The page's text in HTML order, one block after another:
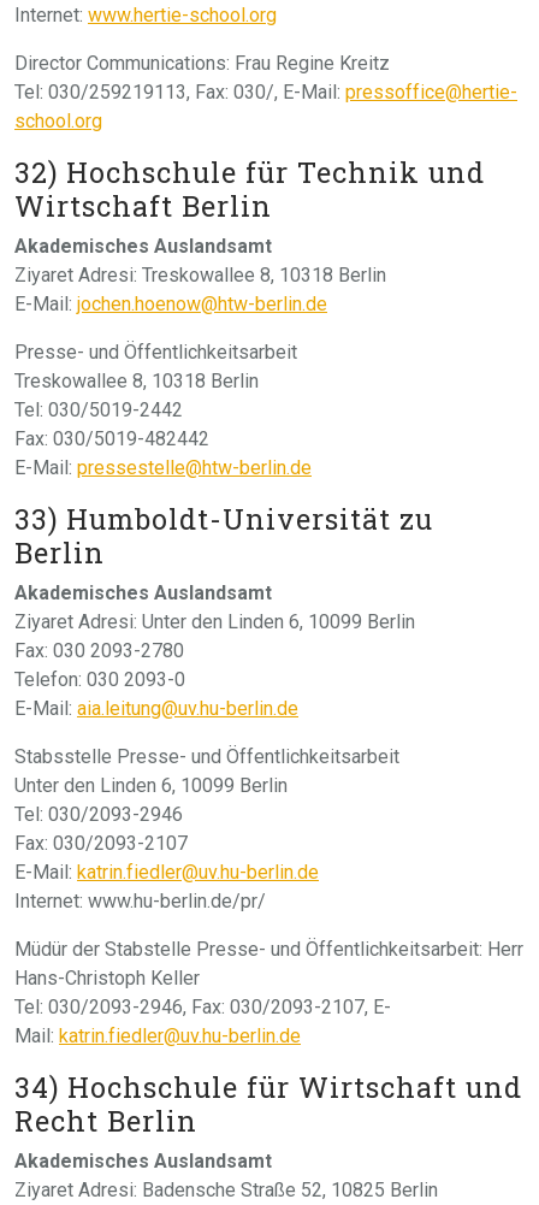
Internet: www.hertie-school.org
Director Communications: Frau Regine Kreitz
Tel: 030/259219113, Fax: 030/, E-Mail: pressoffice@hertie-
school.org
32) Hochschule für Technik und
Wirtschaft Berlin
Akademisches Auslandsamt
Ziyaret Adresi: Treskowallee 8, 10318 Berlin
E-Mail: jochen.hoenow@htw-berlin.de
Presse- und Öffentlichkeitsarbeit
Treskowallee 8, 10318 Berlin
Tel: 030/5019-2442
Fax: 030/5019-482442
E-Mail: pressestelle@htw-berlin.de
33) Humboldt-Universität zu
Berlin
Akademisches Auslandsamt
Ziyaret Adresi: Unter den Linden 6, 10099 Berlin
Fax: 030 2093-2780
Telefon: 030 2093-0
E-Mail: aia.leitung@uv.hu-berlin.de
Stabsstelle Presse- und Öffentlichkeitsarbeit
Unter den Linden 6, 10099 Berlin
Tel: 030/2093-2946
Fax: 030/2093-2107
E-Mail: katrin.fiedler@uv.hu-berlin.de
Internet: www.hu-berlin.de/pr/
Müdür der Stabstelle Presse- und Öffentlichkeitsarbeit: Herr
Hans-Christoph Keller
Tel: 030/2093-2946, Fax: 030/2093-2107, E-
Mail: katrin.fiedler@uv.hu-berlin.de
34) Hochschule für Wirtschaft und
Recht Berlin
Akademisches Auslandsamt
Ziyaret Adresi: Badensche Straße 52, 10825 Berlin